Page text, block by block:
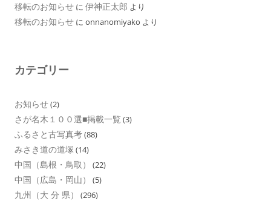
移転のお知らせ に 伊神正太郎 より
移転のお知らせ に onnanomiyako より
カテゴリー
お知らせ(2)
さが名木１００選■掲載一覧 (3)
ふるさと古写真考(88)
みさき道の道塚 (14)
中国（島根・鳥取） (22)
中国（広島・岡山） (5)
九州（大 分 県） (296)